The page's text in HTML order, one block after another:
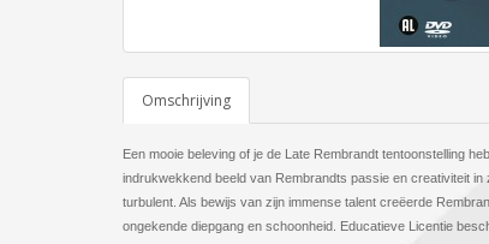
Omschrijving
Een mooie beleving of je de Late Rembrandt tentoonstelling
indrukwekkend beeld van Rembrandts passie en creativiteit
turbulent. Als bewijs van zijn immense talent creëerde
ongekende diepgang en schoonheid. Educatieve Licentie